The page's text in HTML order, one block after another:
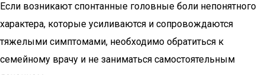
Если возникают спонтанные головные боли непонятного
характера, которые усиливаются и сопровождаются
тяжелыми симптомами, необходимо обратиться к
семейному врачу и не заниматься самостоятельным